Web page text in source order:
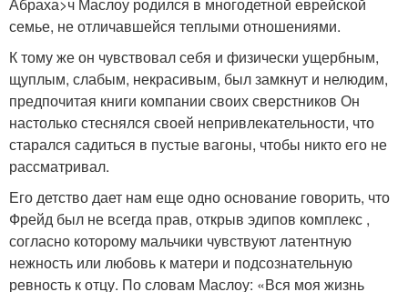
семье, не отличавшейся теплыми отношениями.
К тому же он чувствовал себя и физически ущербным,
щуплым, слабым, некрасивым, был замкнут и нелюдим,
предпочитая книги компании своих сверстников Он
настолько стеснялся своей непривлекательности, что
старался садиться в пустые вагоны, чтобы никто его не
рассматривал.
Его детство дает нам еще одно основание говорить, что
Фрейд был не всегда прав, открыв эдипов комплекс ,
согласно которому мальчики чувствуют латентную
нежность или любовь к матери и подсознательную
ревность к отцу. По словам Маслоу: «Вся моя жизнь